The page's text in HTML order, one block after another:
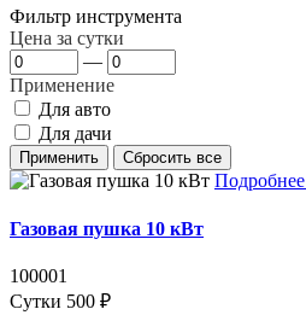
Фильтр инструмента
Цена за сутки
—
Применение
Для авто
Для дачи
Подробнее
Газовая пушка 10 кВт
100001
Сутки 500 ₽